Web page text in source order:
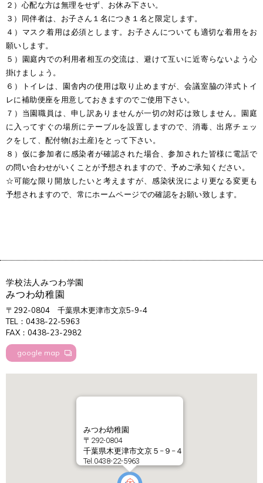
２）心配な方は無理をせず、お休み下さい。
３）同伴者は、お子さん１名につき１名と限定します。
４）マスク着用は必須とします。 お子さんについても適切な着用をお
願いします。
５）園庭内での利用者相互の交流は、避けて互いに近寄らないよう心
掛けましょう。
６）トイレは、園舎内の使用は取り止めますが、会議室脇の洋式トイ
レに補助便座を用意しておきますのでご使用下さい。
７）当園職員は、申し訳ありませんが一切の対応は致しません。園庭
に入ってすぐの場所にテーブルを設置しますので、消毒、出席チェッ
クをして、配付物(お土産)をとって下さい。
８）仮に参加者に感染者が確認された場合、参加された皆様に電話で
の問い合わせがいくことが予想されますので、予めご承知ください。
☆可能な限り開放したいと考えますが、感染状況により更なる変更も
予想されますので、常にホームページでの確認をお願い致します。
学校法人みつわ学園
みつわ幼稚園
〒292-0804
千葉県木更津市文京5-9-4
TEL：0438-22-5963
FAX：0438-23-2982
google map
みつわ幼稚園
〒292-0804
千葉県木更津市文京５−９−４
Tel.0438-22-5963